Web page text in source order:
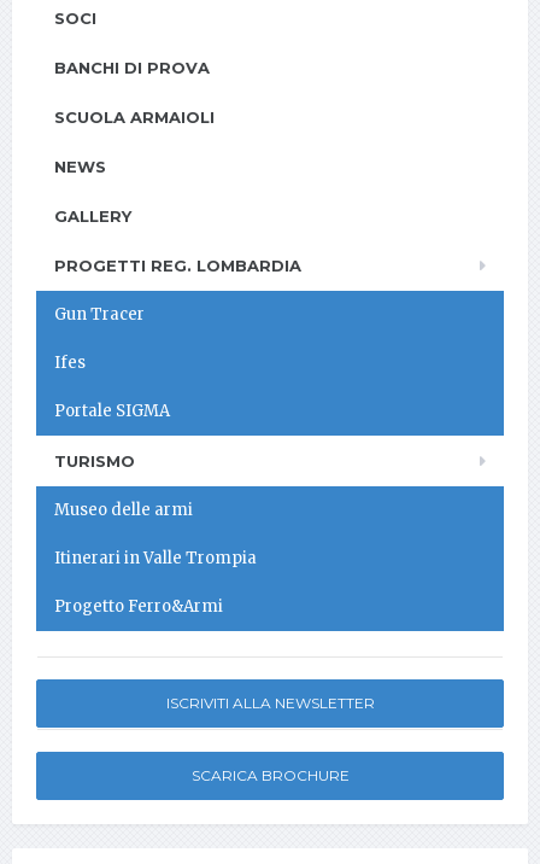
SOCI
BANCHI DI PROVA
SCUOLA ARMAIOLI
NEWS
GALLERY
PROGETTI REG. LOMBARDIA
Gun Tracer
Ifes
Portale SIGMA
TURISMO
Museo delle armi
Itinerari in Valle Trompia
Progetto Ferro&Armi
ISCRIVITI ALLA NEWSLETTER
SCARICA BROCHURE